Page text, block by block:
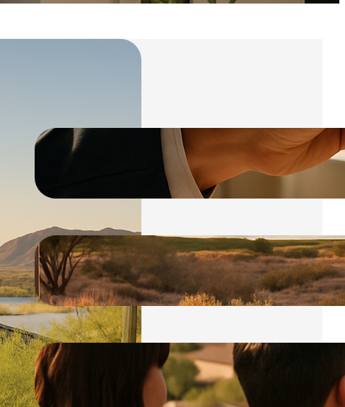
Transaktionsbegleitung
Abschlussprozess bei Fountain Hills
Naturattraktionen Fountain Hills mit
Fountain Hills Guide
05.01.2026
Nachbarschaftsanalyse in Fountain
Hills mit Fountain Hills Guide